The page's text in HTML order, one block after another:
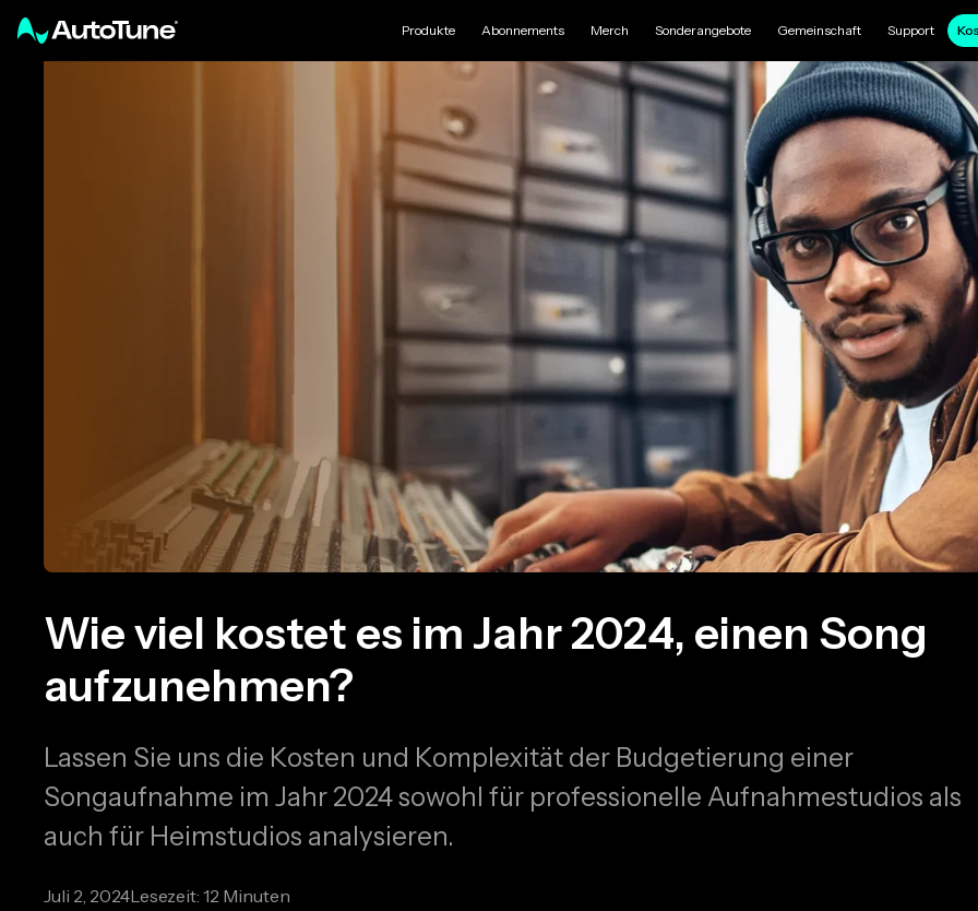
Produkte Abonnements Merch Sonderangebote Gemeinschaft Support
Wie viel kostet es im Jahr 2024, einen Song
aufzunehmen?
Lassen Sie uns die Kosten und Komplexität der Budgetierung einer
Songaufnahme im Jahr 2024 sowohl für professionelle Aufnahmestudios als
auch für Heimstudios analysieren.
Juli 2, 2024Lesezeit: 12 Minuten